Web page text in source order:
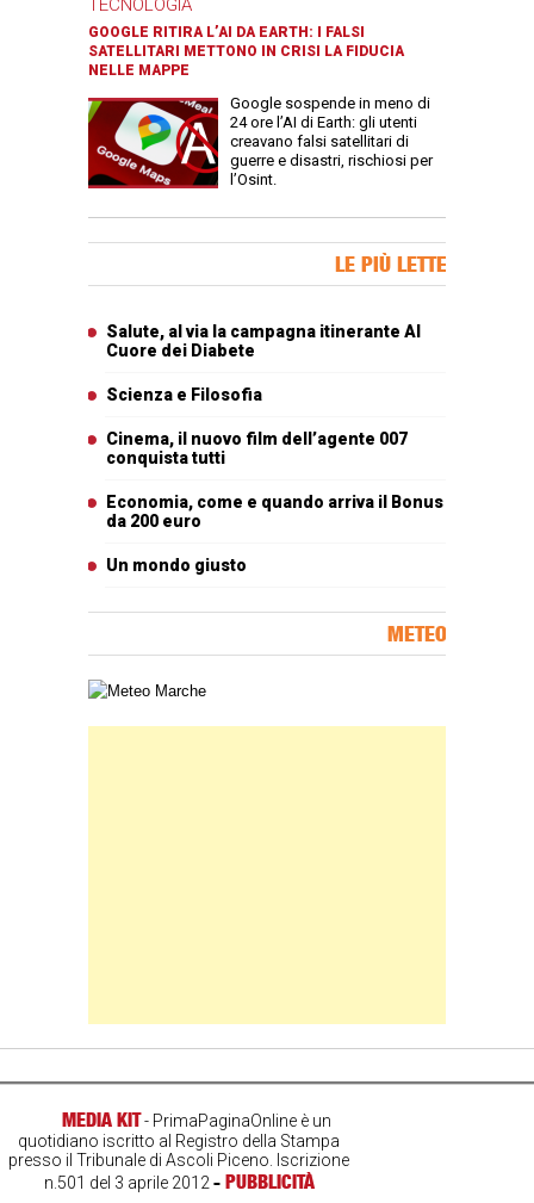
TECNOLOGIA
GOOGLE RITIRA L’AI DA EARTH: I FALSI
SATELLITARI METTONO IN CRISI LA FIDUCIA
NELLE MAPPE
Google sospende in meno di
24 ore l’AI di Earth: gli utenti
creavano falsi satellitari di
guerre e disastri, rischiosi per
l’Osint.
LE PIÙ LETTE
Salute, al via la campagna itinerante Al
Cuore dei Diabete
Scienza e Filosofia
Cinema, il nuovo film dell’agente 007
conquista tutti
Economia, come e quando arriva il Bonus
da 200 euro
Un mondo giusto
METEO
Carta meteorologica delle Marche
MEDIA KIT- PrimaPaginaOnline è un
quotidiano iscritto al Registro della Stampa
presso il Tribunale di Ascoli Piceno. Iscrizione
n.501 del 3 aprile 2012- PUBBLICITÀ